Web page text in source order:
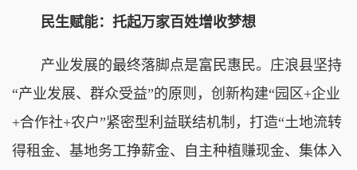
民生赋能：托起万家百姓增收梦想
产业发展的最终落脚点是富民惠民。庄浪县坚持
“产业发展、群众受益”的原则，创新构建“园区+企业
+合作社+农户”紧密型利益联结机制，打造“土地流转
得租金、基地务工挣薪金、自主种植赚现金、集体入